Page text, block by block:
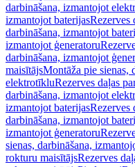
darbināšana, izmantojot
izmantojot baterijasRezerves
darbināšana, izmantojot
izmantojot ģeneratoru
darbināšana, izmantojot
maisītājsMontāža pie sienas,
elektrotīkluRezerves daļas
darbināšana, izmantojot
izmantojot baterijasRezerves
darbināšana, izmantojot
izmantojot ģeneratoru
sienas, darbināšana,
rokturu maisītājsRezerves